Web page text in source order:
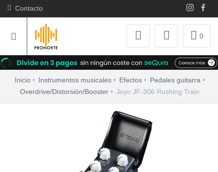
Contacto
0
Inicio Instrumentos musicales Efectos
Pedales guitarra
Overdrive/Distorsión/Booster
Joyo JF-306 Rushing Train